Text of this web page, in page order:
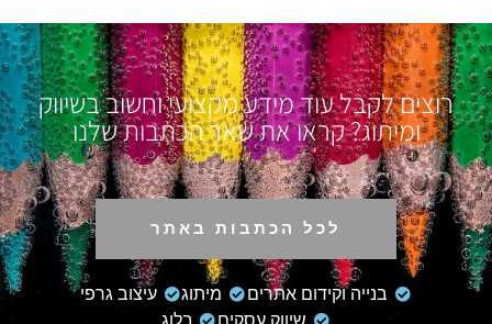
רוצים לקבל עוד מידע מקצועי וחשוב בשיווק
ומיתוג? קראו את שאר הכתבות שלנו
לכל הכתבות באתר
בנייה וקידום אתרים מיתוג
עיצוב גרפי